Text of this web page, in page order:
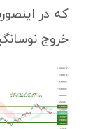
که در
خروج